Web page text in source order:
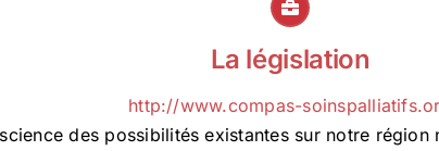
La législation
http://www.compas-
des possibilités existantes sur notre